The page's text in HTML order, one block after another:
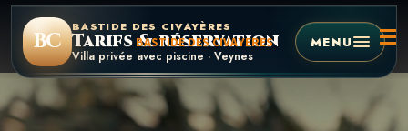
Passer
au
contenu
principal
BASTIDE DES CIVAYERES
BC
BASTIDE DES CIVAYÈRES
Tarifs & réservation
Villa privée avec piscine · Veynes
MENU